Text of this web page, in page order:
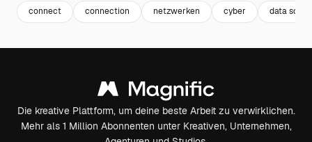
connect connection netzwerken cyber data
Die kreative Plattform, um deine beste Arbeit zu verwirklichen.
Mehr als 1 Million Abonnenten unter Kreativen, Unternehmen,